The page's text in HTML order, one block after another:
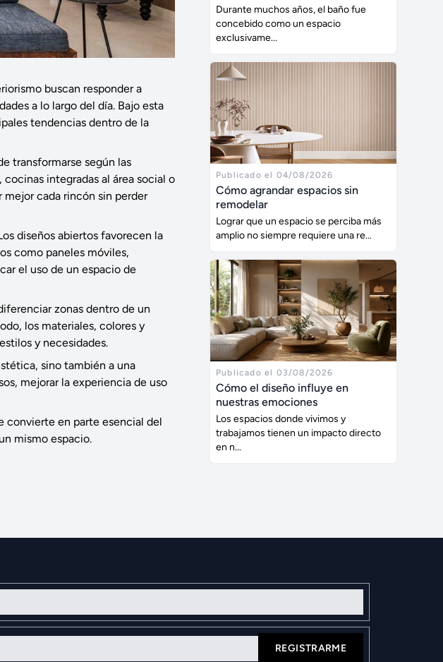
buscan responder a
a lo largo del día. Bajo esta
tendencias dentro de la
transformarse según las
integradas al área social o
cada rincón sin perder
diseños abiertos favorecen la
como paneles móviles,
el uso de un espacio de
zonas dentro de un
los materiales, colores y
y necesidades.
sino también a una
mejorar la experiencia de uso
convierte en parte esencial del
mismo espacio.
Durante muchos años, el baño fue
concebido como un espacio
exclusivame...
Publicado el 04/08/2026
Cómo agrandar espacios sin
remodelar
Lograr que un espacio se perciba más
amplio no siempre requiere una re...
Publicado el 03/08/2026
Cómo el diseño influye en
nuestras emociones
Los espacios donde vivimos y
trabajamos tienen un impacto directo
en n...
REGISTRARME